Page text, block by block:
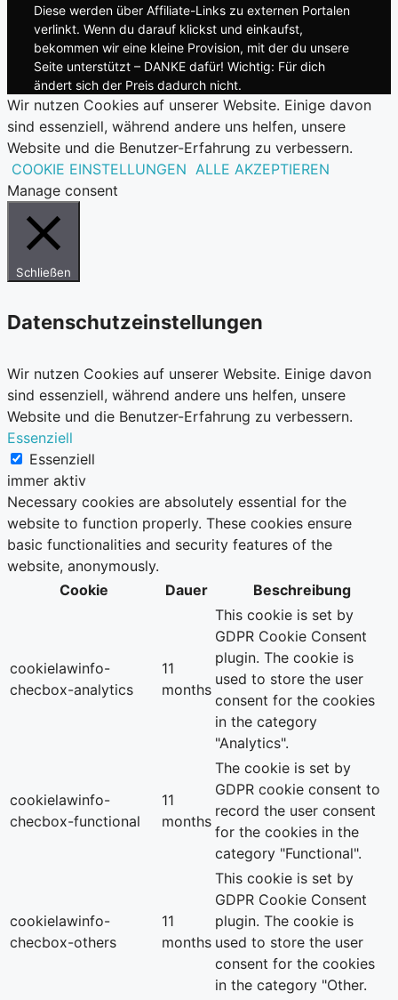
Diese werden über Affiliate-Links zu externen Portalen
verlinkt. Wenn du darauf klickst und einkaufst,
bekommen wir eine kleine Provision, mit der du unsere
Seite unterstützt – DANKE dafür! Wichtig: Für dich
ändert sich der Preis dadurch nicht.
Wir nutzen Cookies auf unserer Website. Einige davon
sind essenziell, während andere uns helfen, unsere
Website und die Benutzer-Erfahrung zu verbessern.
COOKIE EINSTELLUNGEN ALLE AKZEPTIEREN
Manage consent
Schließen
Datenschutzeinstellungen
Wir nutzen Cookies auf unserer Website. Einige davon
sind essenziell, während andere uns helfen, unsere
Website und die Benutzer-Erfahrung zu verbessern.
Essenziell
Essenziell
immer aktiv
Necessary cookies are absolutely essential for the
website to function properly. These cookies ensure
basic functionalities and security features of the
website, anonymously.
Cookie
Dauer Beschreibung
cookielawinfo-
checbox-analytics
11
months
This cookie is set by
GDPR Cookie Consent
plugin. The cookie is
used to store the user
consent for the cookies
in the category
"Analytics".
cookielawinfo-
checbox-functional
11
months
The cookie is set by
GDPR cookie consent to
record the user consent
for the cookies in the
category "Functional".
cookielawinfo-
checbox-others
11
months
This cookie is set by
GDPR Cookie Consent
plugin. The cookie is
used to store the user
consent for the cookies
in the category "Other.